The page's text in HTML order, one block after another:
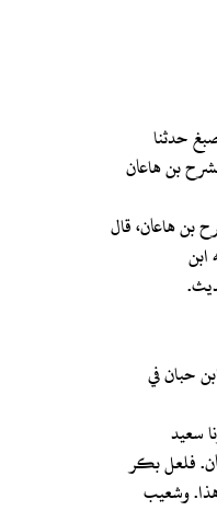
بن هاعان
بن هاعان، قال
حبان في
فلعل بكر
وشعيب